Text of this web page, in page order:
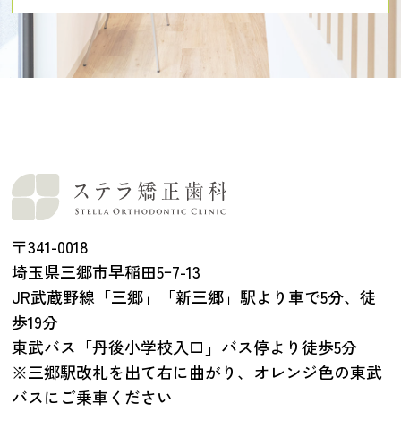
〒341-0018
埼玉県三郷市早稲田5ｰ7-13
JR武蔵野線「三郷」「新三郷」駅より車で5分、徒
歩19分
東武バス「丹後小学校入口」バス停より徒歩5分
※三郷駅改札を出て右に曲がり、オレンジ色の東武
バスにご乗車ください